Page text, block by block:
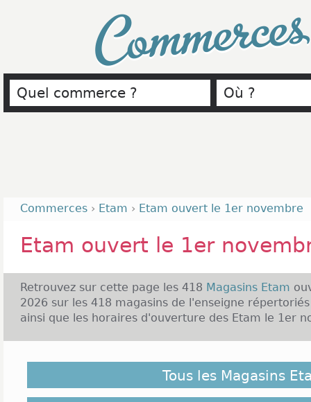
Commerces › Etam › Etam ouvert le 1er novembre
Etam ouvert le 1er
Retrouvez sur cette page les 418 Magasins Etam
2026 sur les 418 magasins de l'enseigne
ainsi que les horaires d'ouverture des Etam le 1er
novembre 2026 ne soient pas répertoriés ici,
retrouver l'ensemble des magasins de l'enseigne
Commerces.com :418 Magasins Etam
Tous les Magasins